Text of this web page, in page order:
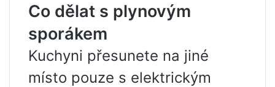
Co dělat s plynovým
sporákem
Kuchyni přesunete na jiné
místo pouze s elektrickým